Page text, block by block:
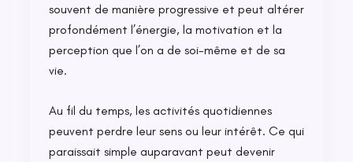
souvent de manière progressive et peut altérer
profondément l’énergie, la motivation et la
perception que l’on a de soi-même et de sa
vie.
Au fil du temps, les activités quotidiennes
peuvent perdre leur sens ou leur intérêt. Ce qui
paraissait simple auparavant peut devenir